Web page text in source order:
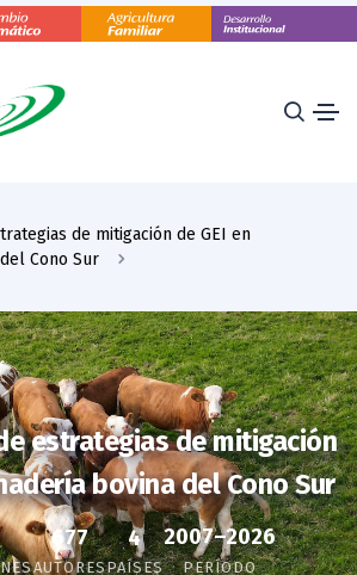
de mitigación de GEI en
Cono Sur
estrategias de mitigación
bovina del Cono Sur
677
AUTORES
4
PAÍSES
2007–2026
PERÍODO